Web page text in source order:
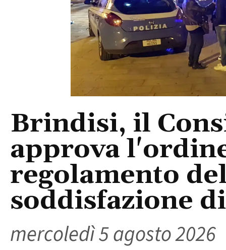
Brindisi, il
approva
regolamento
soddisfazione
mercoledì 5 agosto 2026